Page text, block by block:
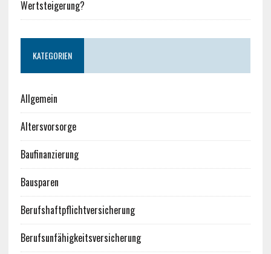
Wertsteigerung?
KATEGORIEN
Allgemein
Altersvorsorge
Baufinanzierung
Bausparen
Berufshaftpflichtversicherung
Berufsunfähigkeitsversicherung